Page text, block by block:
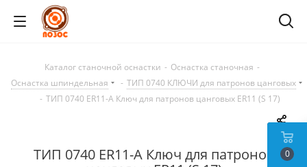
Каталог станочной оснастки - Оснастка станочная -
Оснастка шпиндельная
- ТИП 0740 КЛЮЧИ для патронов цанговых
- ТИП 0740 ER11-A Ключ для патронов цанговых ER11 (S 17)
ТИП 0740 ER11-A Ключ для патронов
0